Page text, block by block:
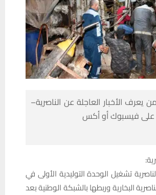
الأخبار العاجلة عن الناصرية–
على فيسبوك أو أكس
تشغيل الوحدة التوليدية الأولى في
البخارية وربطها بالشبكة الوطنية بعد